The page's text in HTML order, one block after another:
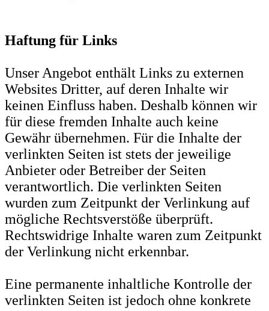
Haftung für Links
Unser Angebot enthält Links zu externen
Websites Dritter, auf deren Inhalte wir
keinen Einfluss haben. Deshalb können wir
für diese fremden Inhalte auch keine
Gewähr übernehmen. Für die Inhalte der
verlinkten Seiten ist stets der jeweilige
Anbieter oder Betreiber der Seiten
verantwortlich. Die verlinkten Seiten
wurden zum Zeitpunkt der Verlinkung auf
mögliche Rechtsverstöße überprüft.
Rechtswidrige Inhalte waren zum Zeitpunkt
der Verlinkung nicht erkennbar.
Eine permanente inhaltliche Kontrolle der
verlinkten Seiten ist jedoch ohne konkrete